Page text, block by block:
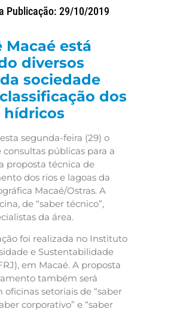
Publicação: 29/10/2019
Macaé está
diversos
sociedade
dos
hídricos
segunda-feira (29) o
consultas públicas para a
proposta técnica de
dos rios e lagoas da
Macaé/Ostras. A
de “saber técnico”,
da área.
foi realizada no Instituto
e Sustentabilidade
em Macaé. A proposta
também será
oficinas setoriais de “saber
corporativo” e “saber